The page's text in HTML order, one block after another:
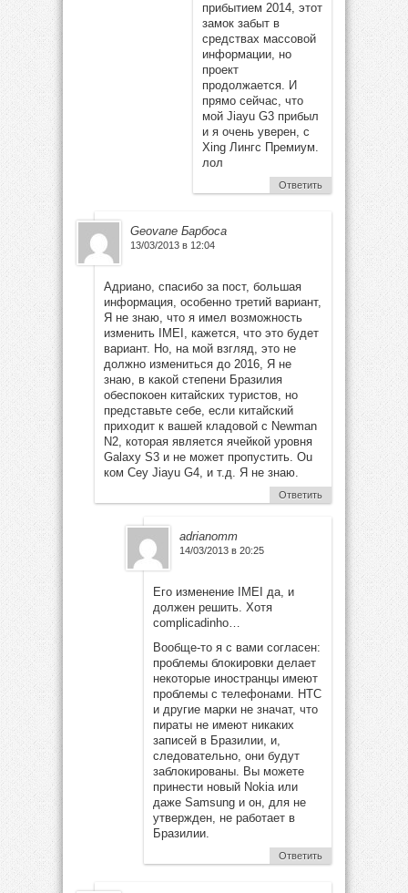
прибытием 2014, этот
замок забыт в
средствах массовой
информации, но
проект
продолжается. И
прямо сейчас, что
мой Jiayu G3 прибыл
и я очень уверен, с
Xing Лингс Премиум.
лол
Ответить
Geovane Барбоса
13/03/2013 в 12:04
Адриано, спасибо за пост, большая
информация, особенно третий вариант,
Я не знаю, что я имел возможность
изменить IMEI, кажется, что это будет
вариант. Но, на мой взгляд, это не
должно измениться до 2016, Я не
знаю, в какой степени Бразилия
обеспокоен китайских туристов, но
представьте себе, если китайский
приходит к вашей кладовой с Newman
N2, которая является ячейкой уровня
Galaxy S3 и не может пропустить. Ou
ком Сеу Jiayu G4, и т.д. Я не знаю.
Ответить
adrianomm
14/03/2013 в 20:25
Его изменение IMEI да, и
должен решить. Хотя
complicadinho…
Вообще-то я с вами согласен:
проблемы блокировки делает
некоторые иностранцы имеют
проблемы с телефонами. HTC
и другие марки не значат, что
пираты не имеют никаких
записей в Бразилии, и,
следовательно, они будут
заблокированы. Вы можете
принести новый Nokia или
даже Samsung и он, для не
утвержден, не работает в
Бразилии.
Ответить